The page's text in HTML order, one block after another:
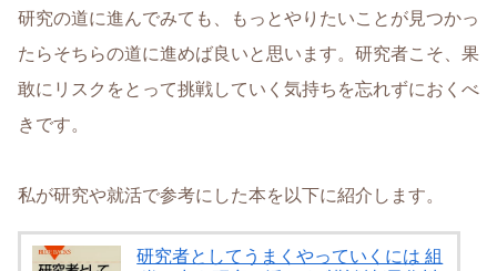
研究の道に進んでみても、もっとやりたいことが見つかっ
たらそちらの道に進めば良いと思います。研究者こそ、果
敢にリスクをとって挑戦していく気持ちを忘れずにおくべ
きです。
私が研究や就活で参考にした本を以下に紹介します。
研究者としてうまくやっていくには 組